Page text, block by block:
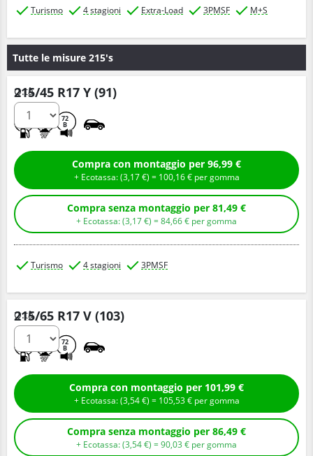
Turismo 4 stagioni Extra-Load 3PMSF M+S
Tutte le misure 215's
215/45 R17 Y (91)
72
B
Q.tà
Compra con montaggio per 96,99 €
+ Ecotassa: (3,17€ ) = 100,16€ per gomma
Compra senza montaggio per 81,49 €
+ Ecotassa: (3,17€ ) =84,66€ per gomma
Turismo 4 stagioni 3PMSF
215/65 R17 V (103)
72
B
Q.tà
Compra con montaggio per 101,99 €
+ Ecotassa: (3,54€ ) = 105,53€ per gomma
Compra senza montaggio per 86,49 €
+ Ecotassa: (3,54€ ) =90,03 € per gomma